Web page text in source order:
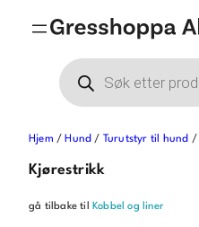
Products
search
Hjem /Hund / Turutstyr til hund
Kjørestrikk
gå tilbake til Kobbel og liner